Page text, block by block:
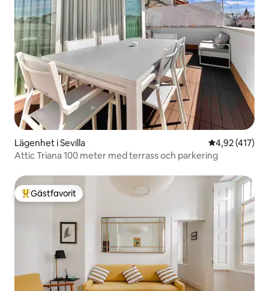
Lägenhet i Sevilla 4,92 av 5 i
4,92 (417)
Attic Triana 100 meter med terrass och parkering
Populär gästfavorit
Gästfavorit